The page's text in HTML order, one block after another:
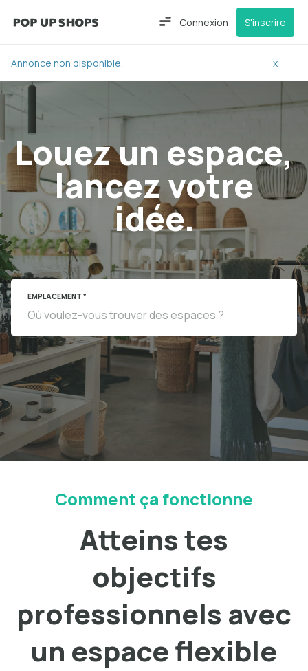
Connexion S'inscrire
Annonce non disponible. x
Louez un espace,
lancez votre
idée.
EMPLACEMENT *
Comment ça fonctionne
Atteins tes
objectifs
professionnels avec
un espace flexible